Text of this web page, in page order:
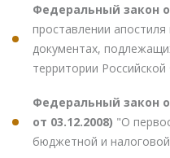
Федеральный закон
проставлении
документах,
территории
Федеральный закон
от 03.12.2008) "О
бюджетной и